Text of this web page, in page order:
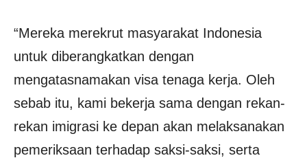
“Mereka merekrut masyarakat Indonesia
untuk diberangkatkan dengan
mengatasnamakan visa tenaga kerja. Oleh
sebab itu, kami bekerja sama dengan rekan-
rekan imigrasi ke depan akan melaksanakan
pemeriksaan terhadap saksi-saksi, serta